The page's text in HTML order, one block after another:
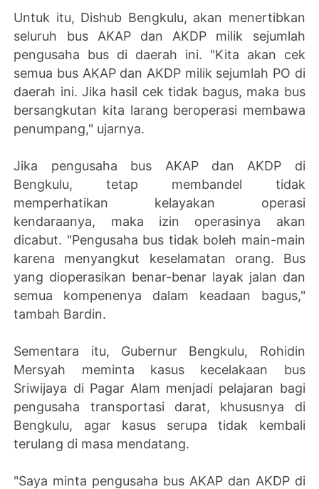
Untuk itu, Dishub Bengkulu, akan menertibkan
seluruh bus AKAP dan AKDP milik sejumlah
pengusaha bus di daerah ini. "Kita akan cek
semua bus AKAP dan AKDP milik sejumlah PO di
daerah ini. Jika hasil cek tidak bagus, maka bus
bersangkutan kita larang beroperasi membawa
penumpang," ujarnya.
Jika pengusaha bus AKAP dan AKDP di
Bengkulu, tetap membandel tidak
memperhatikan kelayakan operasi
kendaraanya, maka izin operasinya akan
dicabut. "Pengusaha bus tidak boleh main-main
karena menyangkut keselamatan orang. Bus
yang dioperasikan benar-benar layak jalan dan
semua kompenenya dalam keadaan bagus,"
tambah Bardin.
Sementara itu, Gubernur Bengkulu, Rohidin
Mersyah meminta kasus kecelakaan bus
Sriwijaya di Pagar Alam menjadi pelajaran bagi
pengusaha transportasi darat, khususnya di
Bengkulu, agar kasus serupa tidak kembali
terulang di masa mendatang.
"Saya minta pengusaha bus AKAP dan AKDP di